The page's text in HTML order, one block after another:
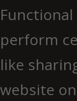
perform
like
website